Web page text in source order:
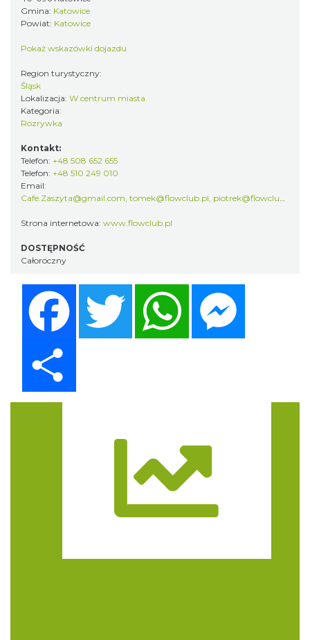
Gmina: Katowice
Powiat: Katowice
Pokaż wskazówki dojazdu
Region turystyczny:
Śląsk
Lokalizacja: W centrum miasta
Kategoria:
Rozrywka
Kontakt:
Telefon: +48 508 652 655
Telefon: +48 510 249 010
Email:
Cafe.Zaszyta@gmail.com, tomek@flowclub.pl, piotrek@flowclub.pl
Strona internetowa: www.flowclub.pl
DOSTĘPNOŚĆ
Całoroczny
Twitter WhatsApp